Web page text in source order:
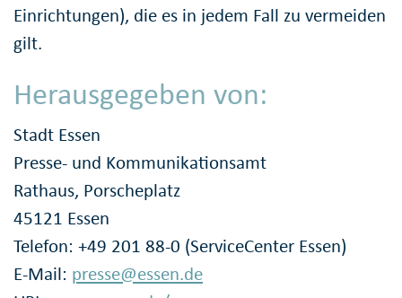
Einrichtungen), die es in jedem Fall zu vermeiden
gilt.
Herausgegeben von:
Stadt Essen
Presse- und Kommunikationsamt
Rathaus, Porscheplatz
45121 Essen
Telefon: +49 201 88-0 (ServiceCenter Essen)
E-Mail: presse@essen.de